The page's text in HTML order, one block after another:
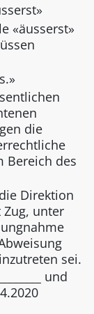
«äusserst»
die
Bereich des
Direktion
unter
sei.
und